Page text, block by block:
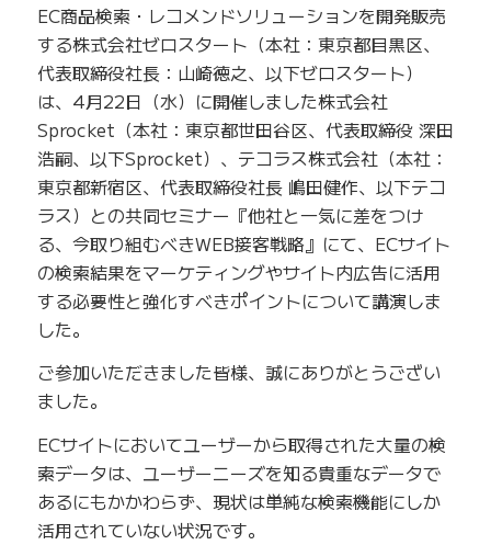
EC商品検索・レコメンドソリューションを開発販売
する株式会社ゼロスタート（本社：東京都目黒区、
代表取締役社長：山崎徳之、以下ゼロスタート）
は、4月22日（水）に開催しました株式会社
Sprocket（本社：東京都世田谷区、代表取締役 深田
浩嗣、以下Sprocket）、テコラス株式会社（本社：
東京都新宿区、代表取締役社長 嶋田健作、以下テコ
ラス）との共同セミナー『他社と一気に差をつけ
る、今取り組むべきWEB接客戦略』にて、ECサイト
の検索結果をマーケティングやサイト内広告に活用
する必要性と強化すべきポイントについて講演しま
した。
ご参加いただきました皆様、誠にありがとうござい
ました。
ECサイトにおいてユーザーから取得された大量の検
索データは、ユーザーニーズを知る貴重なデータで
あるにもかかわらず、現状は単純な検索機能にしか
活用されていない状況です。